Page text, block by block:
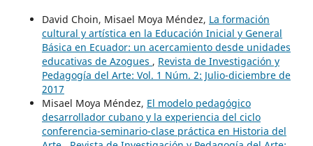
David Choin, Misael Moya Méndez, La formación
cultural y artística en la Educación Inicial y General
Básica en Ecuador: un acercamiento desde unidades
educativas de Azogues , Revista de Investigación y
Pedagogía del Arte: Vol. 1 Núm. 2: Julio-diciembre de
2017
Misael Moya Méndez, El modelo pedagógico
desarrollador cubano y la experiencia del ciclo
conferencia-seminario-clase práctica en Historia del